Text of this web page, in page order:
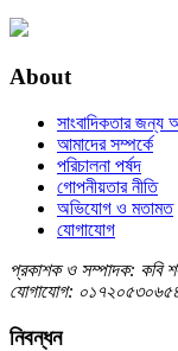
About
সাংবাদিকতার জন্য
আমাদের সম্পর্কে
পরিচালনা পর্ষদ
গোপনীয়তার নীতি
অভিযোগ ও মতামত
যোগাযোগ
প্রকাশক ও সম্পাদক: কবি
যোগাযোগ:
নিবন্ধন